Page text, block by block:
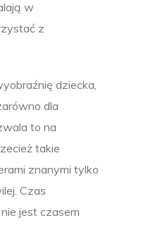
w
z
dziecka,
dla
to na
takie
znanymi tylko
Czas
jest czasem